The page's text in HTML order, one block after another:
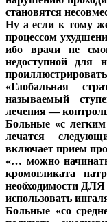
становятся
Ну а если к тому
процессом
ибо врачи не
недоступной для
«Глобальная
называемый
лечения —
Больные «с
лечатся
включает прием
«… можно
кромогликата
необходимости
использовать
Больные «со